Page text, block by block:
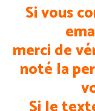
Si vous
merci de
noté la